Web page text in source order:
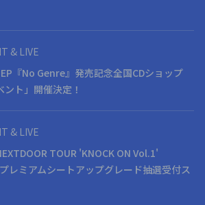
& LIVE
『No Genre』発売記念全国CDショップ
ント」開催決定！
& LIVE
TOUR 'KNOCK ON Vol.1'
レミアムシートアップグレード抽選受付ス